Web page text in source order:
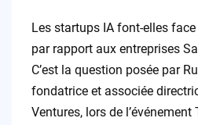
Les startups IA font-elles
par rapport aux entreprises
C’est la question posée par
fondatrice et associée
Ventures, lors de l’événement